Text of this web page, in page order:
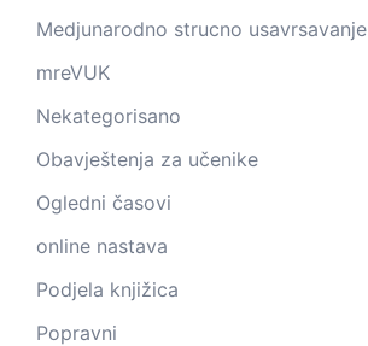
Medjunarodno strucno usavrsavanje
mreVUK
Nekategorisano
Obavještenja za učenike
Ogledni časovi
online nastava
Podjela knjižica
Popravni